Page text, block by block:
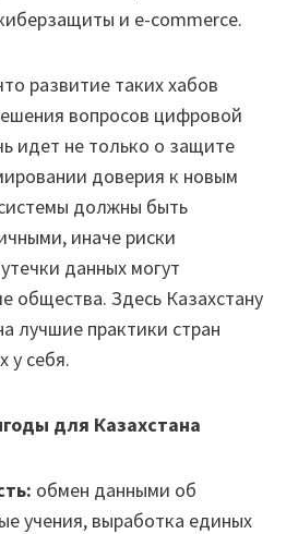
и e-commerce.
развитие таких хабов
вопросов цифровой
идет не только о защите
доверия к новым
должны быть
иначе риски
данных могут
общества. Здесь Казахстану
лучшие практики стран
у себя.
для Казахстана
обмен данными об
учения, выработка единых